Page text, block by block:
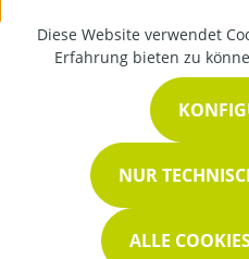
Diese Website verwendet
Erfahrung bieten zu
NUR
ALLE